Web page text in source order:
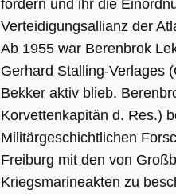
fördern und ihr die
Verteidigungsallianz der
Ab 1955 war Berenbrok
Gerhard Stalling-Verlages
Bekker aktiv blieb.
Korvettenkapitän d. Res.)
Militärgeschichtlichen
Freiburg mit den von
Kriegsmarineakten zu